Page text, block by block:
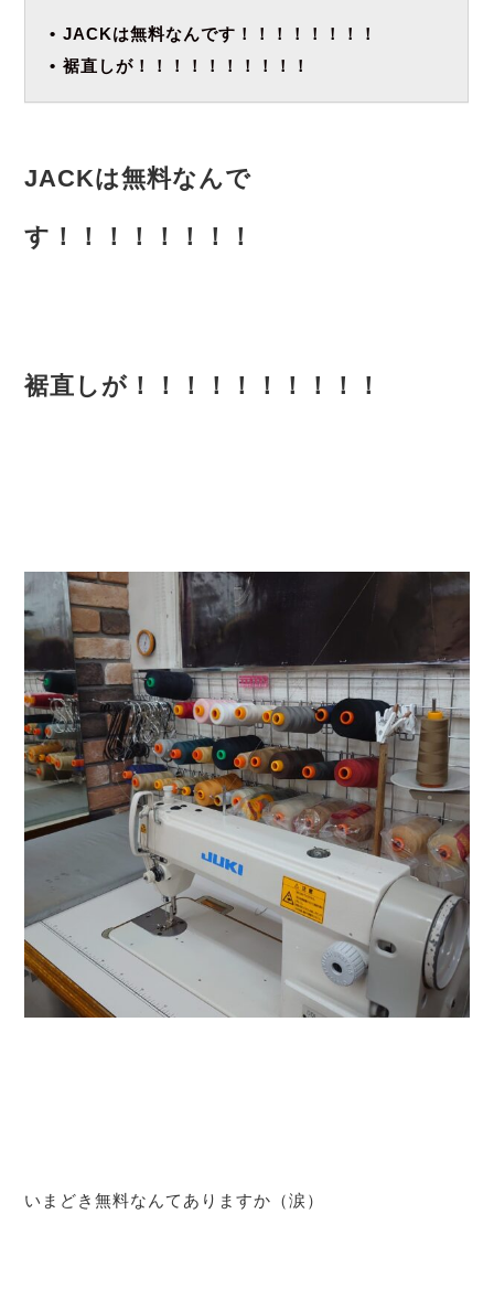
JACKは無料なんです！！！！！！！！
裾直しが！！！！！！！！！！
JACKは無料なんで
す！！！！！！！！
裾直しが！！！！！！！！！！
いまどき無料なんてありますか（涙）